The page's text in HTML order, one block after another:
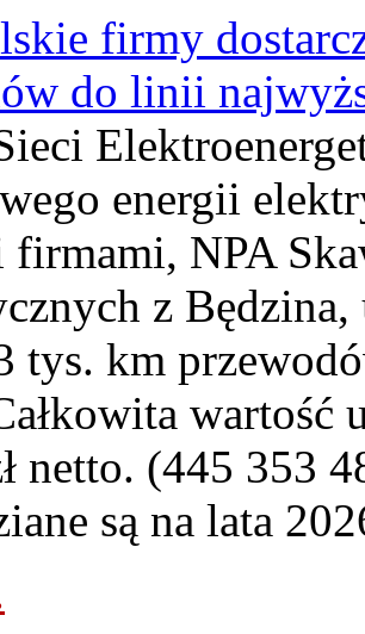
firmy
do linii
energii
NPA
z
tys. km
netto. (445 353
są na lata